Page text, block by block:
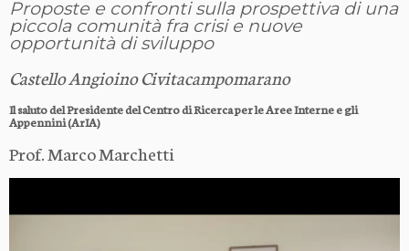
Proposte e confronti sulla prospettiva di una
piccola comunità fra crisi e nuove
opportunità di sviluppo
Castello Angioino Civitacampomarano
Il saluto del Presidente del Centro di Ricerca per le Aree Interne e gli
Appennini (ArIA)
Prof. Marco Marchetti
Player